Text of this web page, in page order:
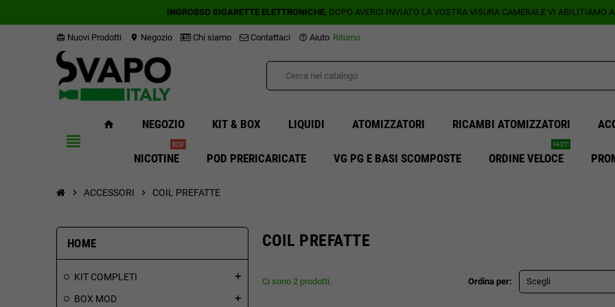
INGROSSO SIGARETTE ELETTRONICHE, DOPO AVERCI INVIATO LA VOSTRA VISURA CAMERALE VI ABILITIAMO
card_giftcard Nuovi Prodotti location_on Negozio Chi siamo Contattaci help_outline Aiuto Ritorno
view_headline
home NEGOZIO KIT & BOX LIQUIDI ATOMIZZATORI RICAMBI ATOMIZZATORI
NICOTINE
B2B!
POD PRERICARICATE VG PG E BASI SCOMPOSTE ORDINE VELOCE
FAST!
chevron_right ACCESSORI chevron_right COIL PREFATTE
HOME
KIT COMPLETI add
BOX MOD add
COIL PREFATTE
Ordina per: Scegli
Ci sono 2 prodotti.